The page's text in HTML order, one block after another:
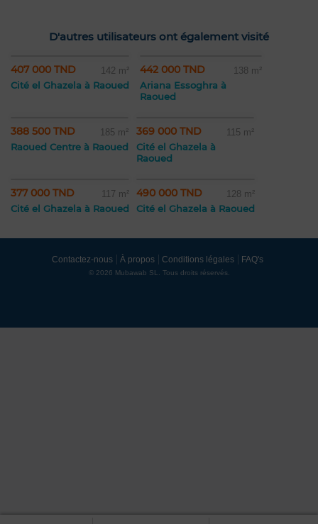
D'autres utilisateurs ont également visité
407 000 TND 142 m²
Cité el Ghazela à Raoued
442 000 TND 138 m²
Ariana Essoghra à
Raoued
388 500 TND 185 m²
Raoued Centre à Raoued
369 000 TND 115 m²
Cité el Ghazela à
Raoued
377 000 TND 117 m²
Cité el Ghazela à Raoued
490 000 TND 128 m²
Cité el Ghazela à Raoued
Contactez-nous À propos Conditions légales FAQ's
© 2026 Mubawab SL. Tous droits réservés.